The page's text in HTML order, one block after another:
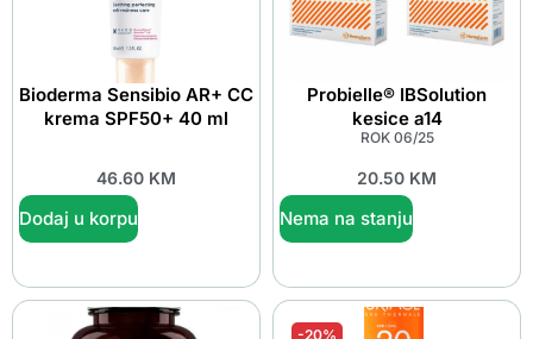
Bioderma Sensibio AR+ CC
krema SPF50+ 40 ml
46.60 KM
Dodaj u korpu
Probielle® IBSolution
kesice a14
ROK 06/25
20.50 KM
Nema na stanju
-20%